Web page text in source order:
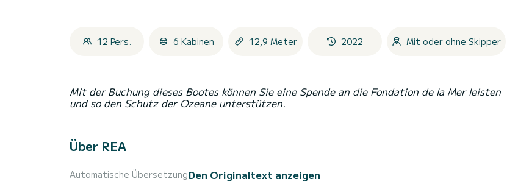
12 Pers. 6 Kabinen 12,9 Meter 2022 Mit oder ohne Skipper
Mit der Buchung dieses Bootes können Sie eine Spende an die Fondation de la Mer leisten
und so den Schutz der Ozeane unterstützen.
Über REA
Automatische ÜbersetzungDen Originaltext anzeigen